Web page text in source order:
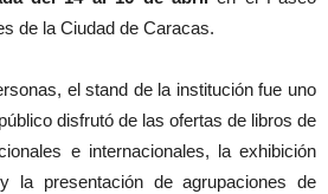
de la Ciudad de Caracas.
el stand de la institución fue uno
disfrutó de las ofertas de libros de
e internacionales, la exhibición
la presentación de agrupaciones de